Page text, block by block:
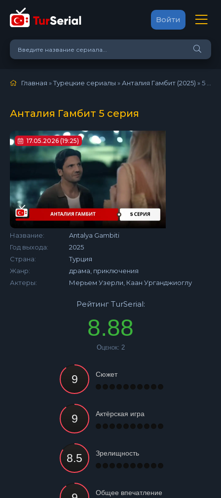
Войти
Главная »Турецкие сериалы » Анталия Гамбит (2025) »5 серия
Анталия Гамбит 5 серия
17.05.2026 (19:25)
Название:
Antalya Gambiti
Год выхода:
2025
Страна:
Турция
Жанр:
драма, приключения
Актеры:
Мерьем Узерли, Каан Урганджиоглу
Рейтинг TurSerial:
8.88
Оценок: 2
Сюжет
Актёрская игра
Зрелищность
Общее впечатление